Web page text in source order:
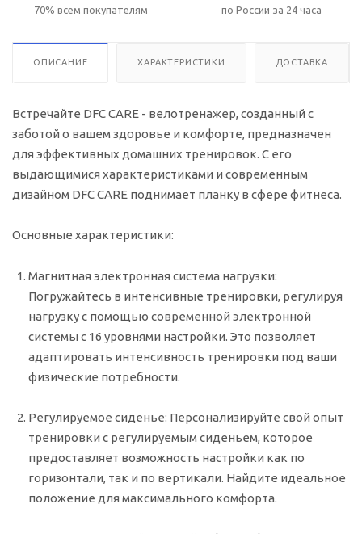
70% всем покупателям
по России за 24 часа
ОПИСАНИЕ ХАРАКТЕРИСТИКИ ДОСТАВКА
Встречайте DFC CARE - велотренажер, созданный с
заботой о вашем здоровье и комфорте, предназначен
для эффективных домашних тренировок. С его
выдающимися характеристиками и современным
дизайном DFC CARE поднимает планку в сфере фитнеса.
Основные характеристики:
Магнитная электронная система нагрузки:
Погружайтесь в интенсивные тренировки, регулируя
нагрузку с помощью современной электронной
системы с 16 уровнями настройки. Это позволяет
адаптировать интенсивность тренировки под ваши
физические потребности.
Регулируемое сиденье: Персонализируйте свой опыт
тренировки с регулируемым сиденьем, которое
предоставляет возможность настройки как по
горизонтали, так и по вертикали. Найдите идеальное
положение для максимального комфорта.